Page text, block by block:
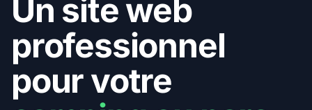
Un site web
professionnel
pour votre